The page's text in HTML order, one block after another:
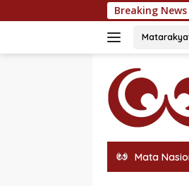
ke
Breaking News
500 Bendera
Mata